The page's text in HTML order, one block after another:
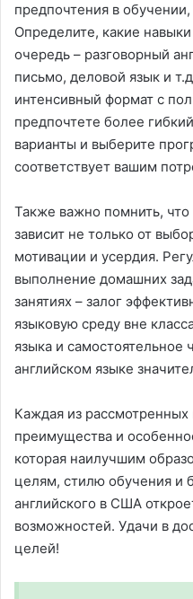
предпочтения в
Определите, какие
очередь – разговорный
письмо, деловой язык и
интенсивный формат с
предпочтете более
варианты и выберите
соответствует вашим
Также важно помнить,
зависит не только от
мотивации и усердия.
выполнение домашних
занятиях – залог
языковую среду вне
языка и самостоятельное
английском языке
Каждая из
преимущества и
которая наилучшим
целям, стилю обучения и
английского в США
возможностей. Удачи в
целей!